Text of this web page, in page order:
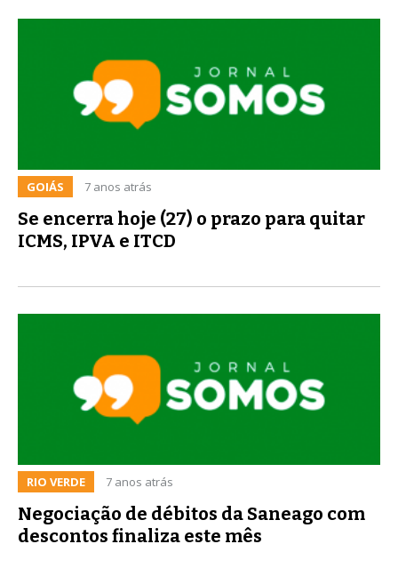
GOIÁS 7 anos atrás
Se encerra hoje (27) o prazo para quitar
ICMS, IPVA e ITCD
RIO VERDE 7 anos atrás
Negociação de débitos da Saneago com
descontos finaliza este mês